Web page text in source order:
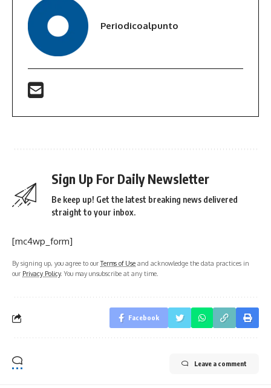
Periodicoalpunto
Sign Up For Daily Newsletter
Be keep up! Get the latest breaking news delivered
straight to your inbox.
[mc4wp_form]
By signing up, you agree to ourTerms of Use and acknowledge the data practices in
our Privacy Policy. You may unsubscribe at any time.
Facebook
Leave a comment